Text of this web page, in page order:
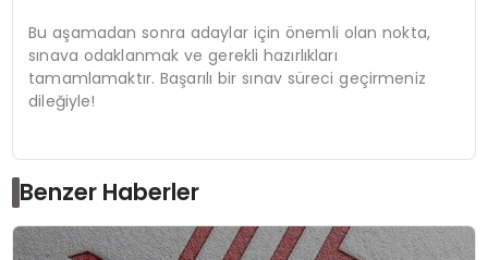
Bu aşamadan sonra adaylar için önemli olan nokta,
sınava odaklanmak ve gerekli hazırlıkları
tamamlamaktır. Başarılı bir sınav süreci geçirmeniz
dileğiyle!
Benzer Haberler